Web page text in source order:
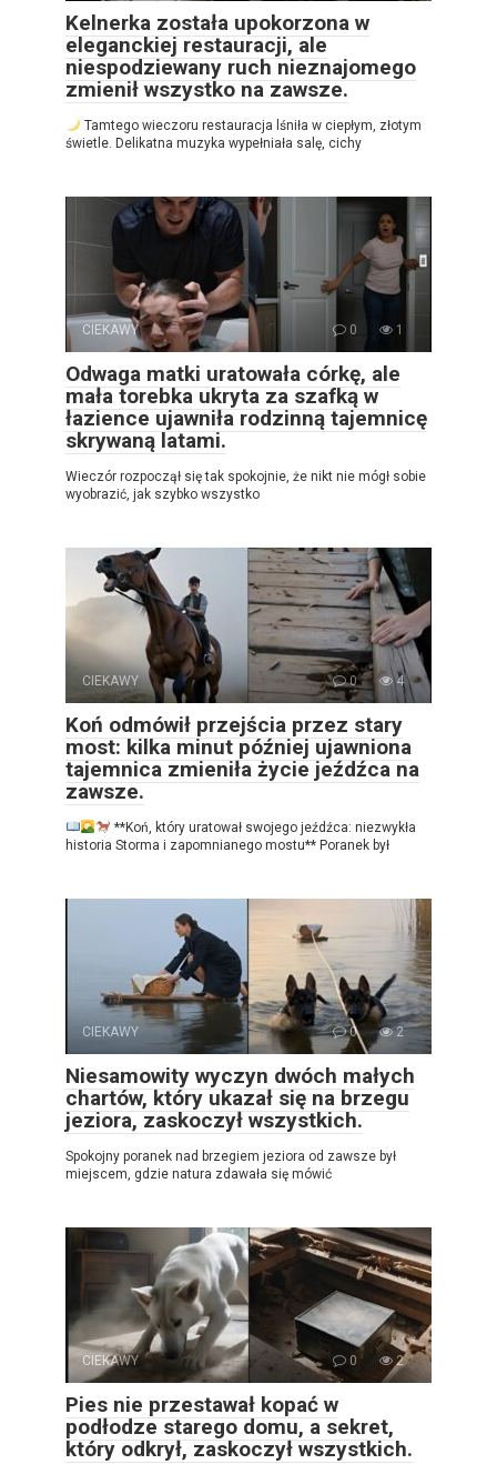
Kelnerka została upokorzona w
eleganckiej restauracji, ale
niespodziewany ruch nieznajomego
zmienił wszystko na zawsze.
Tamtego wieczoru restauracja lśniła w ciepłym, złotym
świetle. Delikatna muzyka wypełniała salę, cichy
CIEKAWY 0 1
Odwaga matki uratowała córkę, ale
mała torebka ukryta za szafką w
łazience ujawniła rodzinną tajemnicę
skrywaną latami.
Wieczór rozpoczął się tak spokojnie, że nikt nie mógł sobie
wyobrazić, jak szybko wszystko
CIEKAWY 0 4
Koń odmówił przejścia przez stary
most: kilka minut później ujawniona
tajemnica zmieniła życie jeźdźca na
zawsze.
**Koń, który uratował swojego jeźdźca: niezwykła
historia Storma i zapomnianego mostu** Poranek był
CIEKAWY 0 2
Niesamowity wyczyn dwóch małych
chartów, który ukazał się na brzegu
jeziora, zaskoczył wszystkich.
Spokojny poranek nad brzegiem jeziora od zawsze był
miejscem, gdzie natura zdawała się mówić
CIEKAWY 0 2
Pies nie przestawał kopać w
podłodze starego domu, a sekret,
który odkrył, zaskoczył wszystkich.